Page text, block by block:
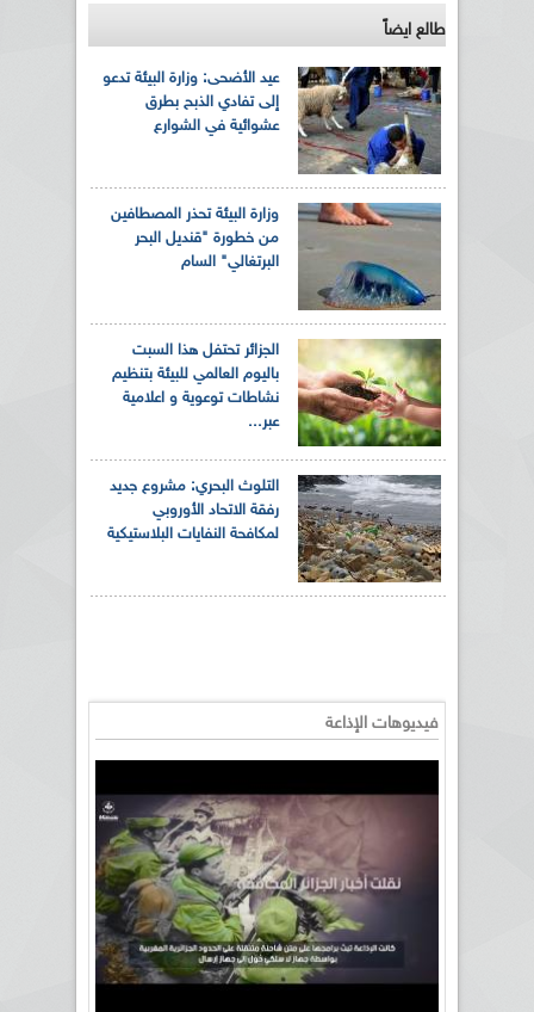
طالع ايضاً
عيد الأضحى: وزارة البيئة تدعو
إلى تفادي الذبح بطرق
عشوائية في الشوارع
وزارة البيئة تحذر المصطافين
من خطورة "قنديل البحر
البرتغالي" السام
الجزائر تحتفل هذا السبت
باليوم العالمي للبيئة بتنظيم
نشاطات توعوية و اعلامية
عبر...
التلوث البحري: مشروع جديد
رفقة الاتحاد الأوروبي
لمكافحة النفايات البلاستيكية
فيديوهات الإذاعة